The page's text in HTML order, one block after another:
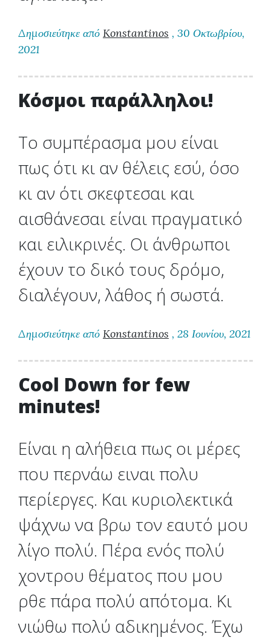
Δημοσιεύτηκε από Konstantinos , 30 Οκτωβρίου,
2021
Κόσμοι παράλληλοι!
Το συμπέρασμα μου είναι
πως ότι κι αν θέλεις εσύ, όσο
κι αν ότι σκεφτεσαι και
αισθάνεσαι είναι πραγματικό
και ειλικρινές. Οι άνθρωποι
έχουν το δικό τους δρόμο,
διαλέγουν, λάθος ή σωστά.
Δημοσιεύτηκε από Konstantinos , 28 Ιουνίου, 2021
Cool Down for few
minutes!
Είναι η αλήθεια πως οι μέρες
που περνάω ειναι πολυ
περίεργες. Και κυριολεκτικά
ψάχνω να βρω τον εαυτό μου
λίγο πολύ. Πέρα ενός πολύ
χοντρου θέματος που μου
ρθε πάρα πολύ απότομα. Κι
νιώθω πολύ αδικημένος. Έχω